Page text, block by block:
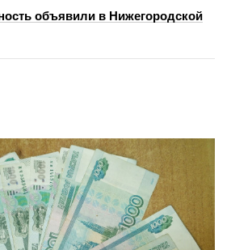
объявили в Нижегородской